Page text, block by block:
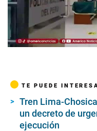
00:00/05:55
TE PUEDE
Tren Lima-
un decreto de
ejecución